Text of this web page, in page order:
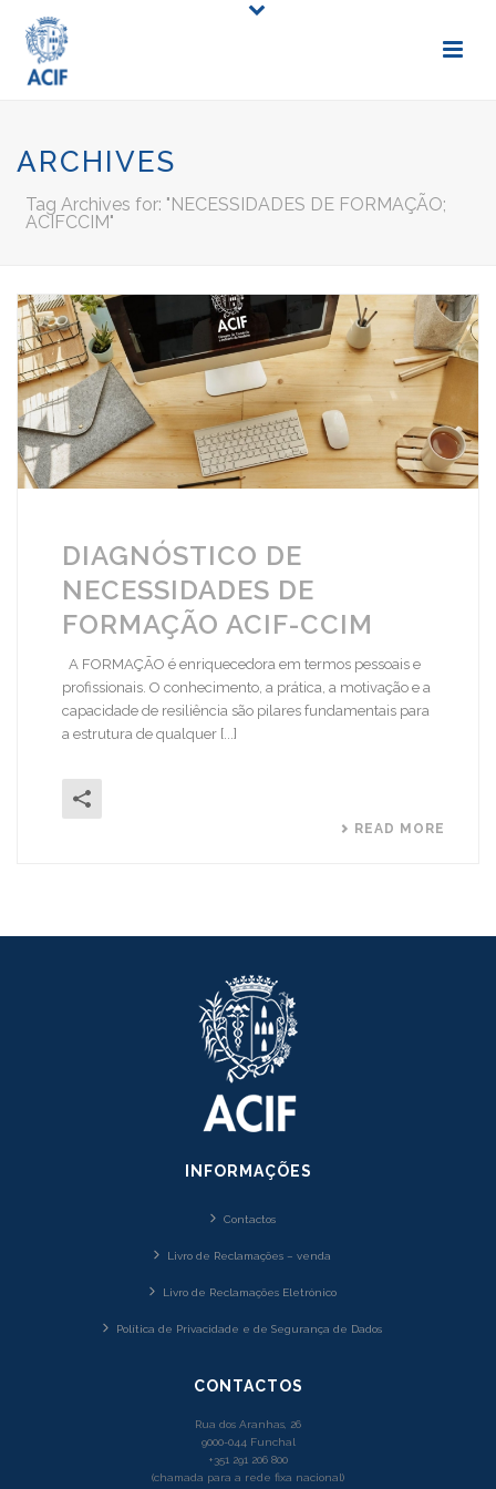
ARCHIVES
Tag Archives for: "NECESSIDADES DE FORMAÇÃO;
ACIFCCIM"
DIAGNÓSTICO DE
NECESSIDADES DE
FORMAÇÃO ACIF-CCIM
A FORMAÇÃO é enriquecedora em termos pessoais e
profissionais. O conhecimento, a prática, a motivação e a
capacidade de resiliência são pilares fundamentais para
a estrutura de qualquer [...]
READ MORE
INFORMAÇÕES
Contactos
Livro de Reclamações – venda
Livro de Reclamações Eletrónico
Política de Privacidade e de Segurança de Dados
CONTACTOS
Rua dos Aranhas, 26
9000-044 Funchal
+351 291 206 800
(chamada para a rede fixa nacional)